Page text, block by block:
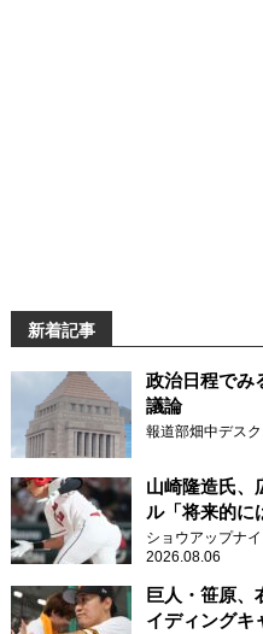
新着記事
政治日程でみ
議論
報道部畑中デスク
山崎隆造氏、
ル「将来的に
任せられるく
て」
ショウアップナ
2026.08.06
巨人・笹原、
イディングキ